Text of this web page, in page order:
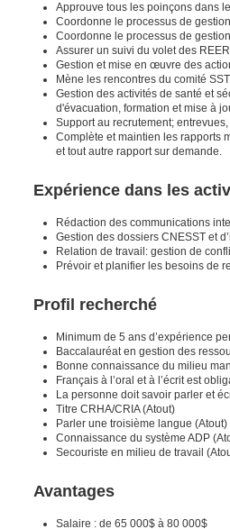
Approuve tous les poinçons dans
Coordonne le processus de
Coordonne le processus de
Assurer un suivi du volet des
Gestion et mise en œuvre des
Mène les rencontres du comité
Gestion des activités de santé et
d'évacuation, formation et mise à
Support au recrutement;
Complète et maintien les rapports
et tout autre rapport sur demande.
Expérience dans les
Rédaction des communications
Gestion des dossiers CNESST et
Relation de travail: gestion de
Prévoir et planifier les besoins de
Profil recherché
Minimum de 5 ans d’expérience
Baccalauréat en gestion des
Bonne connaissance du milieu
Français à l’oral et à l’écrit est
La personne doit savoir parler et
Titre CRHA/CRIA (Atout)
Parler une troisième langue (Atout)
Connaissance du système ADP
Secouriste en milieu de travail
Avantages
Salaire : de 65 000$ à 80 000$